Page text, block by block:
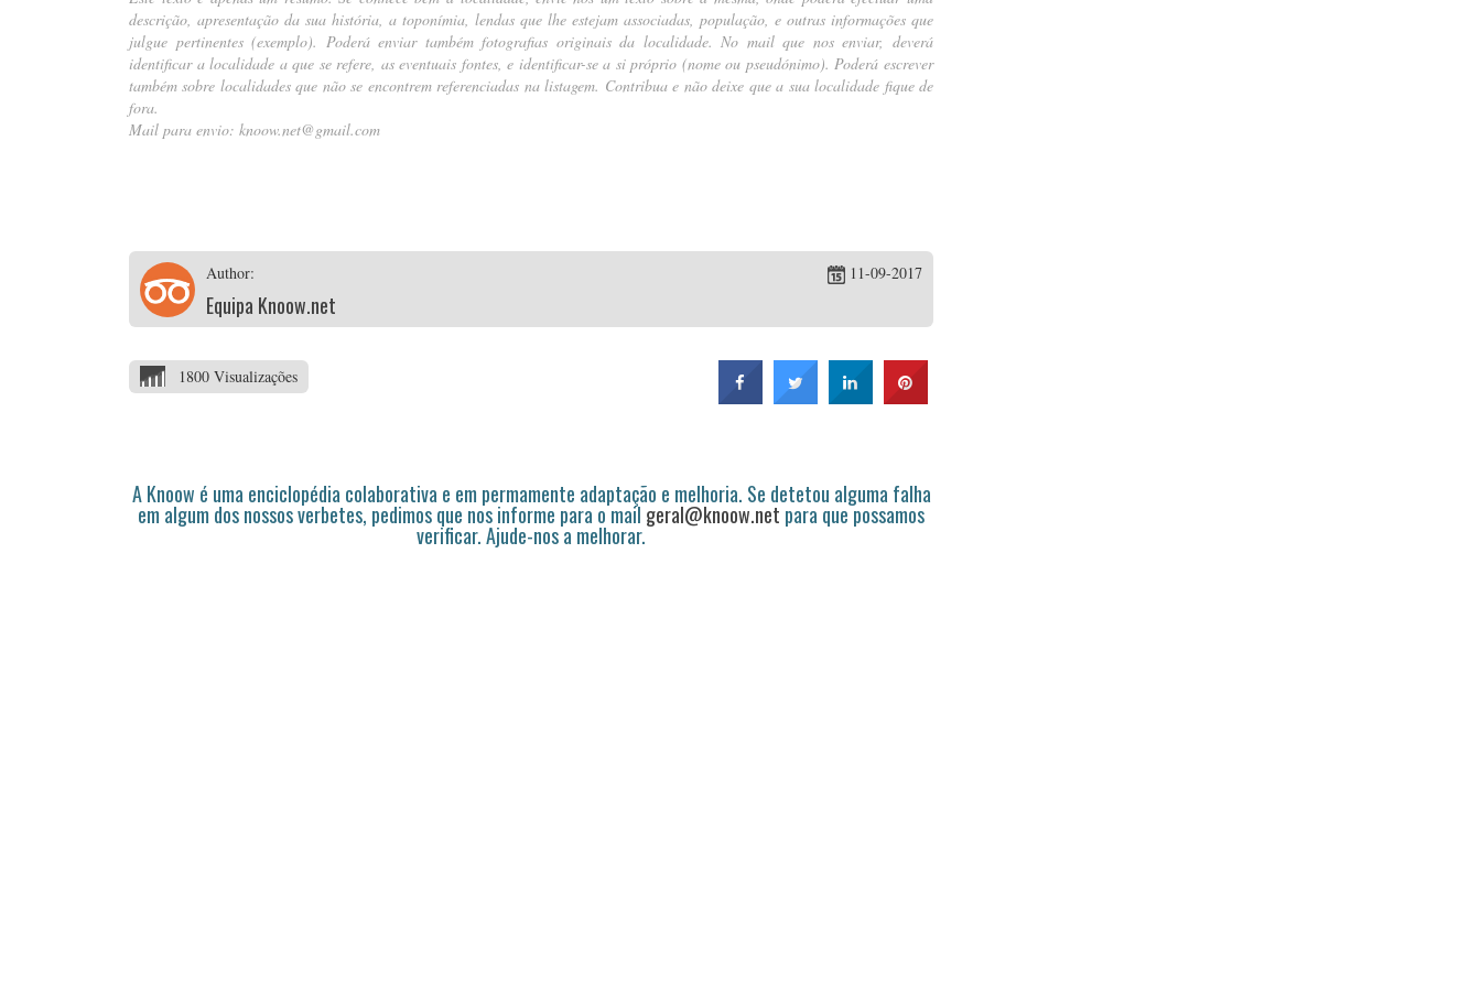
descrição, apresentação da sua história, a toponímia, lendas que lhe estejam associadas, população, e outras informações que
julgue pertinentes (exemplo). Poderá enviar também fotografias originais da localidade. No mail que nos enviar, deverá
identificar a localidade a que se refere, as eventuais fontes, e identificar-se a si próprio (nome ou pseudónimo). Poderá escrever
também sobre localidades que não se encontrem referenciadas na listagem. Contribua e não deixe que a sua localidade fique de
fora.
Mail para envio: knoow.net@gmail.com
Author:
Equipa Knoow.net
11-09-2017
1800 Visualizações
A Knoow é uma enciclopédia colaborativa e em permamente adaptação e melhoria. Se detetou alguma falha
em algum dos nossos verbetes, pedimos que nos informe para o mail geral@knoow.net para que possamos
verificar. Ajude-nos a melhorar.